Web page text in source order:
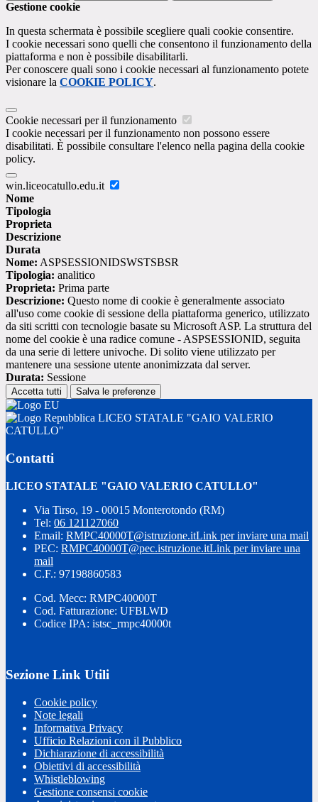
Gestione cookie
In questa schermata è possibile scegliere quali cookie consentire.
I cookie necessari sono quelli che consentono il funzionamento della
piattaforma e non è possibile disabilitarli.
Per conoscere quali sono i cookie necessari al funzionamento potete
visionare la COOKIE POLICY.
Cookie necessari per il funzionamento
I cookie necessari per il funzionamento non possono essere
disabilitati. È possibile consultare l'elenco nella pagina della cookie
policy.
win.liceocatullo.edu.it
Nome
Tipologia
Proprieta
Descrizione
Durata
Nome: ASPSESSIONIDSWSTSBSR
Tipologia: analitico
Proprieta: Prima parte
Descrizione: Questo nome di cookie è generalmente associato
all'uso come cookie di sessione della piattaforma generico, utilizzato
da siti scritti con tecnologie basate su Microsoft ASP. La struttura del
nome del cookie è una radice comune - ASPSESSIONID, seguita
da una serie di lettere univoche. Di solito viene utilizzato per
mantenere una sessione utente anonimizzata dal server.
Durata: Sessione
Accetta tutti Salva le preferenze
LICEO STATALE "GAIO VALERIO
CATULLO"
Contatti
LICEO STATALE "GAIO VALERIO CATULLO"
Via Tirso, 19 - 00015 Monterotondo (RM)
Tel: 06 121127060
Email: RMPC40000T@istruzione.itLink per inviare una mail
PEC: RMPC40000T@pec.istruzione.itLink per inviare una
mail
C.F.: 97198860583
Cod. Mecc: RMPC40000T
Cod. Fatturazione: UFBLWD
Codice IPA: istsc_rmpc40000t
Sezione Link Utili
Cookie policy
Note legali
Informativa Privacy
Ufficio Relazioni con il Pubblico
Dichiarazione di accessibilità
Obiettivi di accessibilità
Whistleblowing
Gestione consensi cookie